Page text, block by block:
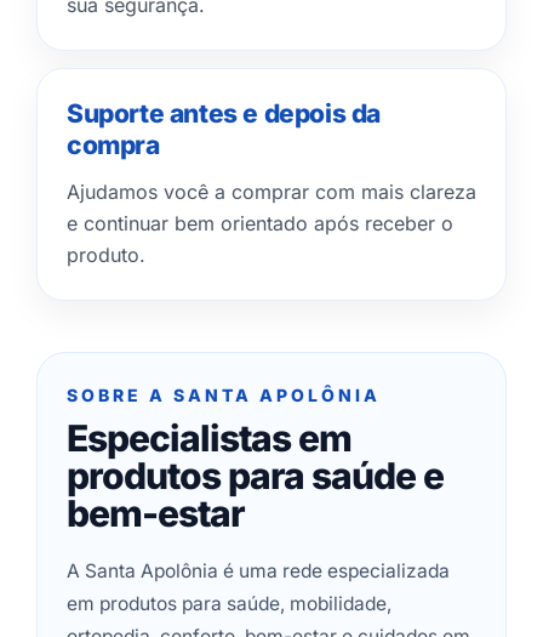
sua segurança.
Suporte antes e depois da
compra
Ajudamos você a comprar com mais clareza
e continuar bem orientado após receber o
produto.
SOBRE A SANTA APOLÔNIA
Especialistas em
produtos para saúde e
bem-estar
A Santa Apolônia é uma rede especializada
em produtos para saúde, mobilidade,